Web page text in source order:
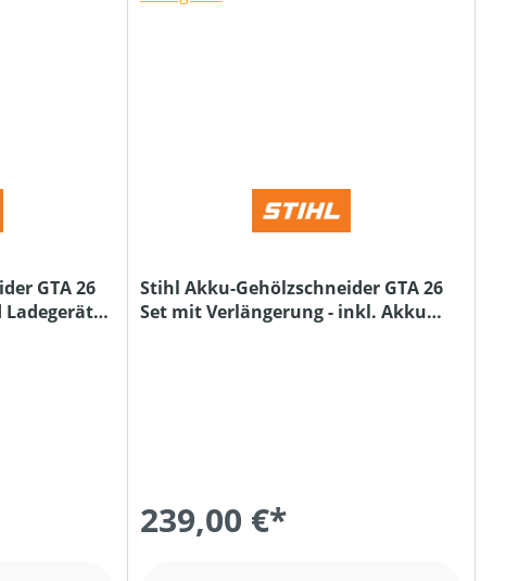
GTA 26
Ladegerät
Stihl Akku-Gehölzschneider GTA 26
Set mit Verlängerung - inkl. Akku
239,00 €*